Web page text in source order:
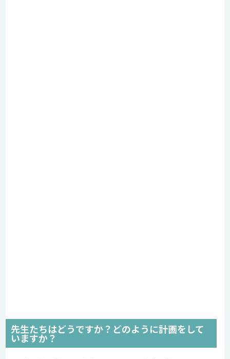
先生たちはどうですか？どのように計画をして
いますか？